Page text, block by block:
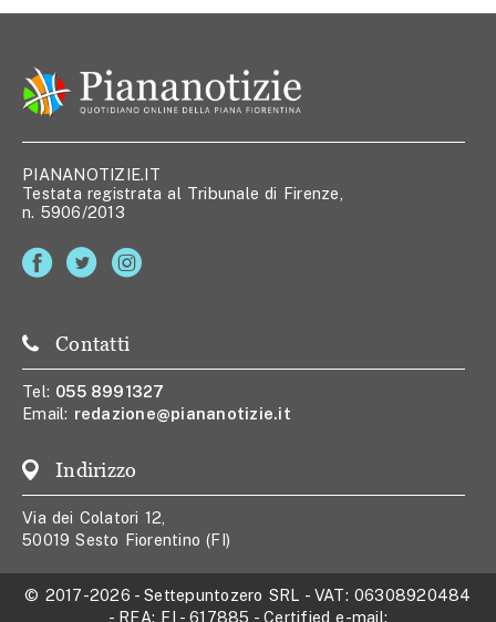
PIANANOTIZIE.IT
Testata registrata al Tribunale di Firenze,
n. 5906/2013
Contatti
Tel: 055 8991327
Email: redazione@piananotizie.it
Indirizzo
Via dei Colatori 12,
50019 Sesto Fiorentino (FI)
© 2017-2026 -Settepuntozero SRL - VAT: 06308920484
- REA: FI - 617885 - Certified e-mail: